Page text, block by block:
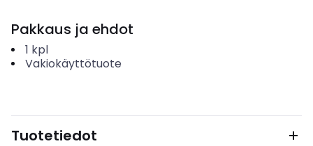
Pakkaus ja ehdot
1 kpl
Vakiokäyttötuote
Tuotetiedot